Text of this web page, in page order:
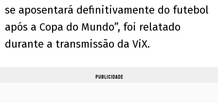
se aposentará definitivamente do futebol
após a Copa do Mundo”, foi relatado
durante a transmissão da ViX.
PUBLICIDADE